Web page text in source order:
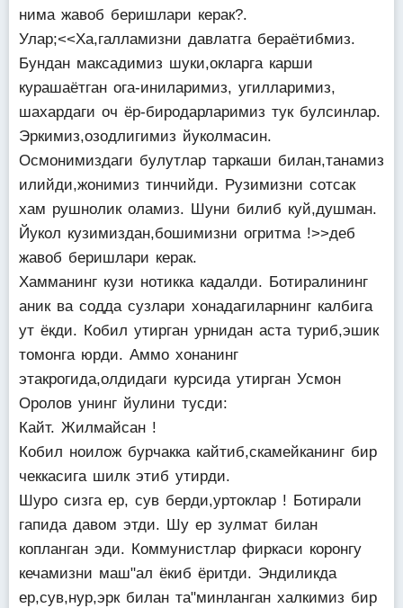
нима жавоб беришлари керак?.
Улар;<<Ха,галламизни давлатга бераётибмиз.
Бундан максадимиз шуки,окларга карши
курашаётган ога-иниларимиз, угилларимиз,
шахардаги оч ёр-биродарларимиз тук булсинлар.
Эркимиз,озодлигимиз йуколмасин.
Осмонимиздаги булутлар таркаши билан,танамиз
илийди,жонимиз тинчийди. Рузимизни сотсак
хам рушнолик оламиз. Шуни билиб куй,душман.
Йукол кузимиздан,бошимизни огритма !>>деб
жавоб беришлари керак.
Хамманинг кузи нотикка кадалди. Ботиралининг
аник ва содда сузлари хонадагиларнинг калбига
ут ёкди. Кобил утирган урнидан аста туриб,эшик
томонга юрди. Аммо хонанинг
этакрогида,олдидаги курсида утирган Усмон
Оролов унинг йулини тусди:
Кайт. Жилмайсан !
Кобил ноилож бурчакка кайтиб,скамейканинг бир
чеккасига шилк этиб утирди.
Шуро сизга ер, сув берди,уртоклар ! Ботирали
гапида давом этди. Шу ер зулмат билан
копланган эди. Коммунистлар фиркаси коронгу
кечамизни маш"ал ёкиб ёритди. Эндиликда
ер,сув,нур,эрк билан та"минланган халкимиз бир